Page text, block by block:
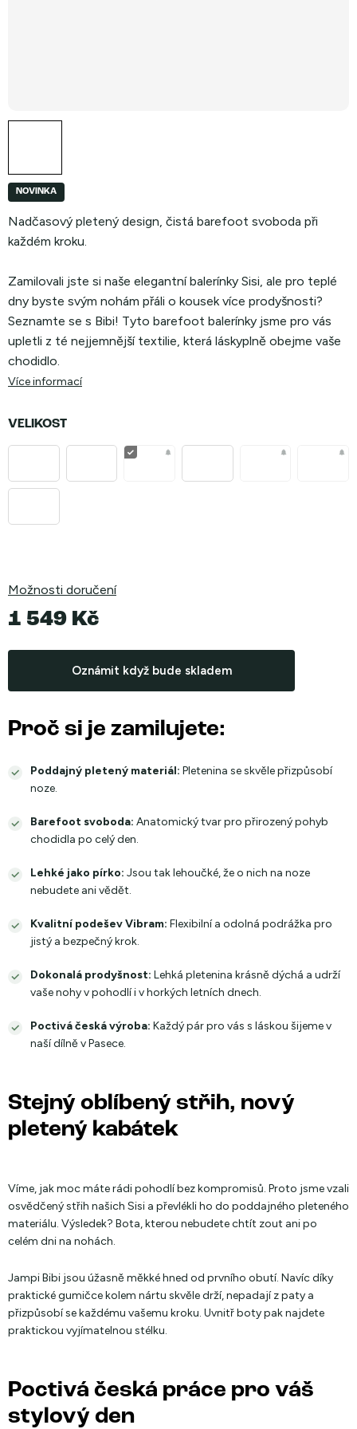
NOVINKA
Nadčasový pletený design, čistá barefoot svoboda při
každém kroku.
Zamilovali jste si naše elegantní balerínky Sisi, ale pro teplé
dny byste svým nohám přáli o kousek více prodyšnosti?
Seznamte se s Bibi! Tyto barefoot balerínky jsme pro vás
upletli z té nejjemnější textilie, která láskyplně obejme vaše
chodidlo.
Více informací
VELIKOST
Možnosti doručení
1 549 Kč
cena:
Oznámit když bude skladem
Proč si je zamilujete:
Poddajný pletený materiál: Pletenina se skvěle přizpůsobí
noze.
Barefoot svoboda: Anatomický tvar pro přirozený pohyb
chodidla po celý den.
Lehké jako pírko: Jsou tak lehoučké, že o nich na noze
nebudete ani vědět.
Kvalitní podešev Vibram: Flexibilní a odolná podrážka pro
jistý a bezpečný krok.
Dokonalá prodyšnost: Lehká pletenina krásně dýchá a udrží
vaše nohy v pohodlí i v horkých letních dnech.
Poctivá česká výroba: Každý pár pro vás s láskou šijeme v
naší dílně v Pasece.
Stejný oblíbený střih, nový
pletený kabátek
Víme, jak moc máte rádi pohodlí bez kompromisů. Proto jsme vzali
osvědčený střih našich Sisi a převlékli ho do poddajného pleteného
materiálu. Výsledek? Bota, kterou nebudete chtít zout ani po
celém dni na nohách.
Jampi Bibi jsou úžasně měkké hned od prvního obutí. Navíc díky
praktické gumičce kolem nártu skvěle drží, nepadají z paty a
přizpůsobí se každému vašemu kroku. Uvnitř boty pak najdete
praktickou vyjímatelnou stélku.
Poctivá česká práce pro váš
stylový den